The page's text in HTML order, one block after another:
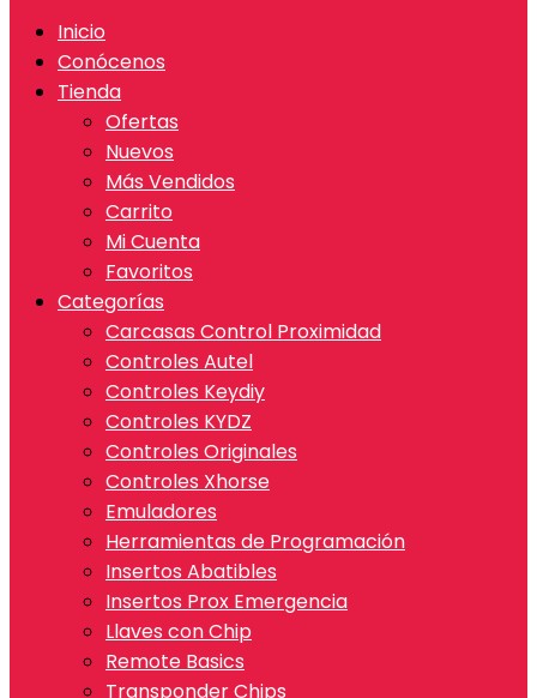
Inicio
Conócenos
Tienda
Ofertas
Nuevos
Más Vendidos
Carrito
Mi Cuenta
Favoritos
Categorías
Carcasas Control Proximidad
Controles Autel
Controles Keydiy
Controles KYDZ
Controles Originales
Controles Xhorse
Emuladores
Herramientas de Programación
Insertos Abatibles
Insertos Prox Emergencia
Llaves con Chip
Remote Basics
Transponder Chips